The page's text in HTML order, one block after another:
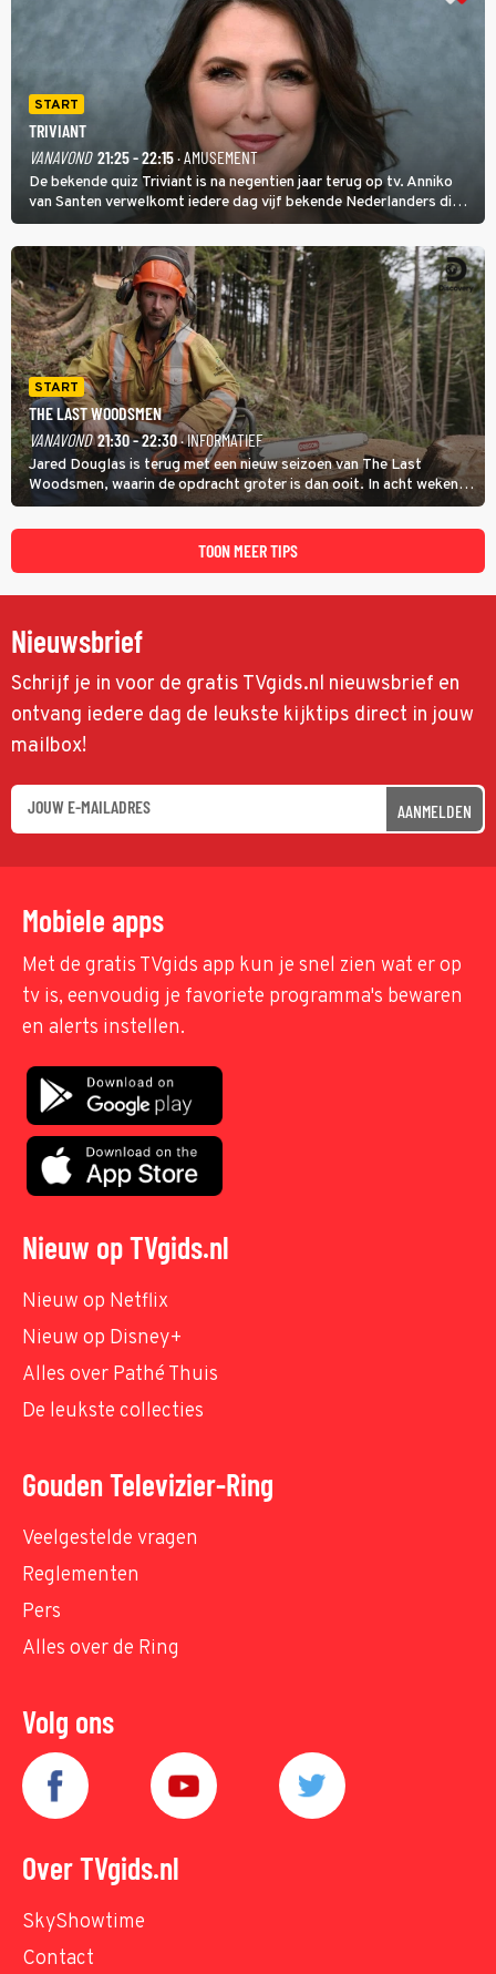
START
TRIVIANT
VANAVOND 21:25 - 22:15· AMUSEMENT
De bekende quiz Triviant is na negentien jaar terug op tv. Anniko
van Santen verwelkomt iedere dag vijf bekende Nederlanders die
vragen beantwoorden in verschillende categorieën. De beste
speler gaat direct door naar de finaleweek.
START
THE LAST WOODSMEN
VANAVOND 21:30 - 22:30· INFORMATIEF
Jared Douglas is terug met een nieuw seizoen van The Last
Woodsmen, waarin de opdracht groter is dan ooit. In acht weken
tijd probeert hij een miljoen dollar bij elkaar te vergaren om de
toekomst van het houthakkersbedrijf te verzekeren.
TOON MEER TIPS
Nieuwsbrief
Schrijf je in voor de gratis TVgids.nl nieuwsbrief en
ontvang iedere dag de leukste kijktips direct in jouw
mailbox!
AANMELDEN
Mobiele apps
Met de gratis TVgids app kun je snel zien wat er op
tv is, eenvoudig je favoriete programma's bewaren
en alerts instellen.
Nieuw op TVgids.nl
Nieuw op Netflix
Nieuw op Disney+
Alles over Pathé Thuis
De leukste collecties
Gouden Televizier-Ring
Veelgestelde vragen
Reglementen
Pers
Alles over de Ring
Volg ons
Over TVgids.nl
SkyShowtime
Contact